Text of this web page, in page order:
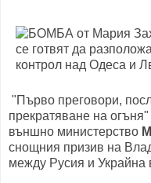
"Първо преговори,
прекратяване на огъня"
външно министерство
снощния призив на
между Русия и Украйна